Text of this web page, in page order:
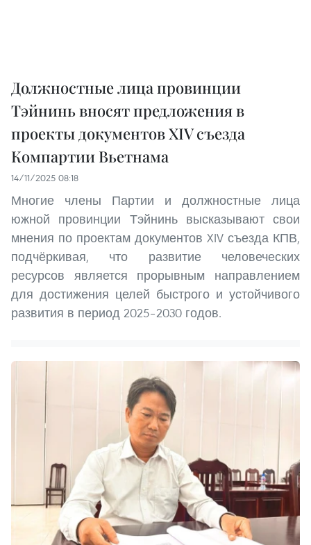
Должностные лица провинции
Тэйнинь вносят предложения в
проекты документов XIV съезда
Компартии Вьетнама
14/11/2025 08:18
Многие члены Партии и должностные лица
южной провинции Тэйнинь высказывают свои
мнения по проектам документов XIV съезда КПВ,
подчёркивая, что развитие человеческих
ресурсов является прорывным направлением
для достижения целей быстрого и устойчивого
развития в период 2025–2030 годов.